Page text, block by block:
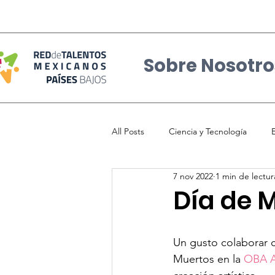
Sobre
All Posts Ciencia y Tecnología
Talento Mexicano Eventos y
Día de
7 nov 2022 1 min de
Un gusto colaborar
Muertos en la OBA